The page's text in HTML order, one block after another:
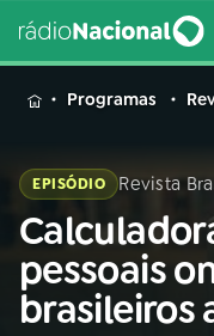
MENU
Buscar
na
Rádio
Nacional
Programas
EPISÓDIO Revista
pessoais
brasileiros